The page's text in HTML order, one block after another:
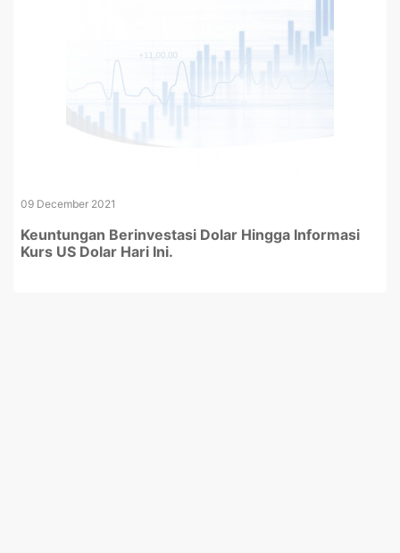
09 December 2021
Keuntungan Berinvestasi Dolar Hingga Informasi
Kurs US Dolar Hari Ini.